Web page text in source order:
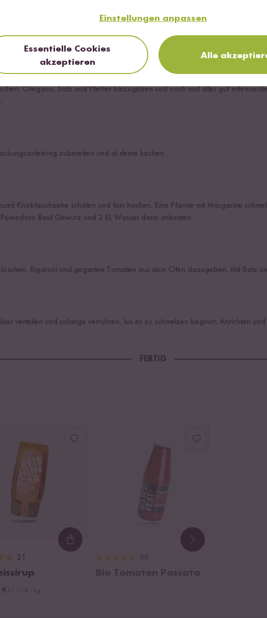
auf 200 Grad, Ober-und Unterhitze vorheizen. Tomaten in eine Auflaufform
Oregano, Salz und Pfeffer hinzugeben und noch mal alles gut
zubereiten und al dente kochen
Knoblauchzehe schälen und fein hacken. Eine Pfanne mit Margarine
Basil Gewürz und 2 EL Wasser darin anbraten.
Rigatoni und gegarten Tomaten aus dem Ofen dazugeben. Mit Salz
verteilen und solange verrühren, bis es zu schmelzen beginnt. Anrichten
FERTIG
Loading...
21
€
Einstellungen anpassen
Essentielle Cookies
akzeptieren
Alle